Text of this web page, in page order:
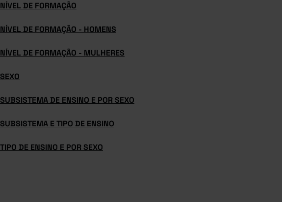
DE FORMAÇÃO
DE FORMAÇÃO - HOMENS
DE FORMAÇÃO - MULHERES
DE ENSINO E POR SEXO
E TIPO DE ENSINO
DE ENSINO E POR SEXO